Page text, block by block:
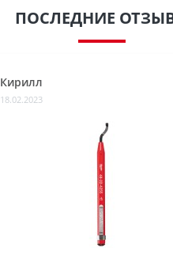
ПОСЛЕДНИЕ
Кирилл
18.02.2023